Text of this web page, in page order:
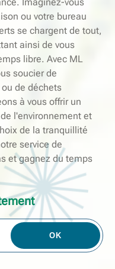
ou votre bureau
se chargent de tout,
ainsi de vous
libre. Avec ML
soucier de
de déchets
à vous offrir un
l'environnement et
de la tranquillité
service de
et gagnez du temps